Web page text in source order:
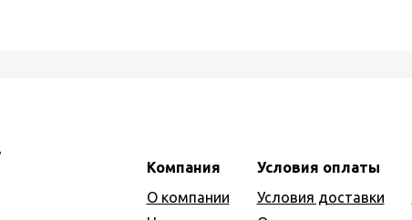
Компания
О компании
Условия оплаты
Условия доставки